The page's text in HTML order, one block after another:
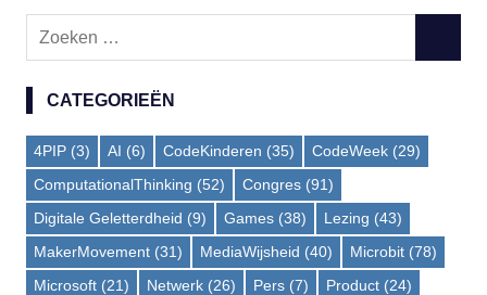
Zoeken
CATEGORIEËN
4PIP (3) AI (6) CodeKinderen (35) CodeWeek (29)
ComputationalThinking (52) Congres (91)
Digitale Geletterdheid (9) Games (38) Lezing (43)
MakerMovement (31) MediaWijsheid (40) Microbit (78)
Microsoft (21) Netwerk (26) Pers (7) Product (24)